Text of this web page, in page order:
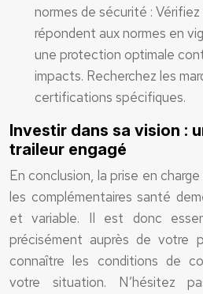
normes de sécurité :
répondent aux normes en
une protection optimale
impacts. Recherchez les
certifications spécifiques.
Investir dans sa vision :
traileur engagé
En conclusion, la prise en
les complémentaires santé
et variable. Il est donc
précisément auprès de votre
connaître les conditions de
votre situation. N’hésitez